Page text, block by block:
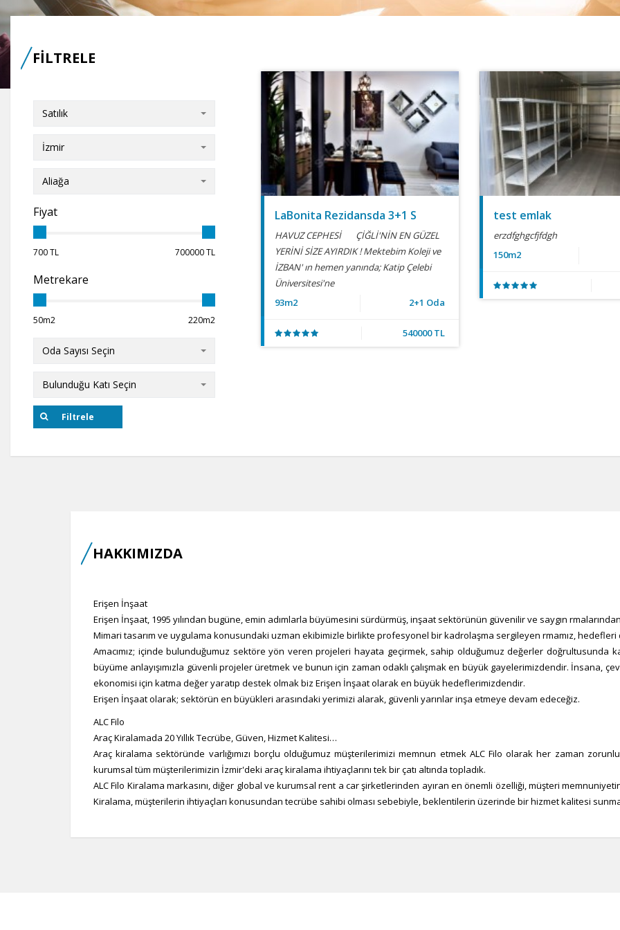
FİLTRELE
Satılık
İzmir
Aliağa
Fiyat
700 TL 700000 TL
Metrekare
50m2 220m2
Oda Sayısı Seçin
Bulunduğu Katı Seçin
Filtrele
LaBonita Rezidansda 3+1 S
HAVUZ CEPHESİ ÇİĞLİ'NİN EN GÜZEL
YERİNİ SİZE AYIRDIK ! Mektebim Koleji ve
İZBAN' ın hemen yanında; Katip Çelebi
Üniversitesi'ne
93m2
2+1 Oda
540000 TL
test emlak
erzdfghgcfjfdgh
150m2
HAKKIMIZDA
Erişen İnşaat
Erişen İnşaat, 1995 yılından bugüne, emin adımlarla büyümesini sürdürmüş, inşaat sektörünün güvenilir ve saygın
Mimari tasarım ve uygulama konusundaki uzman ekibimizle birlikte profesyonel bir kadrolaşma sergileyen firmamız,
Amacımız; içinde bulunduğumuz sektöre yön veren projeleri hayata geçirmek, sahip olduğumuz değerler doğrultusunda
büyüme anlayışımızla güvenli projeler üretmek ve bunun için zaman odaklı çalışmak en büyük gayelerimizdendir. İnsana,
ekonomisi için katma değer yaratıp destek olmak biz Erişen İnşaat olarak en büyük hedeflerimizdendir.
Erişen İnşaat olarak; sektörün en büyükleri arasındaki yerimizi alarak, güvenli yarınlar inşa etmeye devam edeceğiz.
ALC Filo
Araç Kiralamada 20 Yıllık Tecrübe, Güven, Hizmet Kalitesi…
Araç kiralama sektöründe varlığımızı borçlu olduğumuz müşterilerimizi memnun etmek ALC Filo olarak her zaman
kurumsal tüm müşterilerimizin İzmir'deki araç kiralama ihtiyaçlarını tek bir çatı altında topladık.
ALC Filo Kiralama markasını, diğer global ve kurumsal rent a car şirketlerinden ayıran en önemli özelliği, müşteri
Kiralama, müşterilerin ihtiyaçları konusundan tecrübe sahibi olması sebebiyle, beklentilerin üzerinde bir hizmet kalitesi